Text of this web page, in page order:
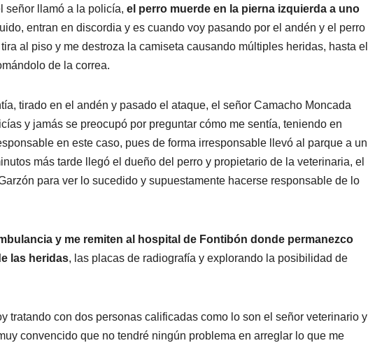
señor llamó a la policía, el perro muerde en la pierna izquierda a uno
entran en discordia y es cuando voy pasando por el andén y el perro
al piso y me destroza la camiseta causando múltiples heridas, hasta el
de la correa.
tirado en el andén y pasado el ataque, el señor Camacho Moncada
y jamás se preocupó por preguntar cómo me sentía, teniendo en
en este caso, pues de forma irresponsable llevó al parque a un
más tarde llegó el dueño del perro y propietario de la veterinaria, el
para ver lo sucedido y supuestamente hacerse responsable de lo
y me remiten al hospital de Fontibón donde permanezco
las heridas, las placas de radiografía y explorando la posibilidad de
tratando con dos personas calificadas como lo son el señor veterinario y
convencido que no tendré ningún problema en arreglar lo que me